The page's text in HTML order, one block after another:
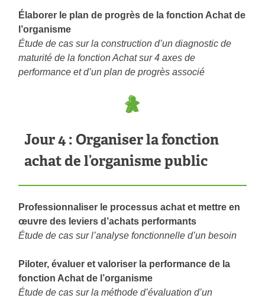
Élaborer le plan de progrès de la fonction Achat de
l’organisme
Étude de cas sur la construction d’un diagnostic de
maturité de la fonction Achat sur 4 axes de
performance et d’un plan de progrès associé
Jour 4 : Organiser la fonction
achat de l’organisme public
Professionnaliser le processus achat et mettre en
œuvre des leviers d’achats performants
Étude de cas sur l’analyse fonctionnelle d’un besoin
Piloter, évaluer et valoriser la performance de la
fonction Achat de l’organisme
Étude de cas sur la méthode d’évaluation d’un